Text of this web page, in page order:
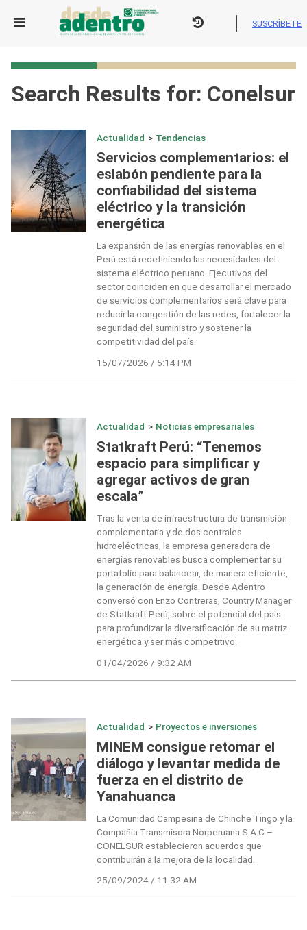
SUSCRÍBETE
Search Results for: Conelsur
Actualidad > Tendencias
Servicios complementarios: el
eslabón pendiente para la
confiabilidad del sistema
eléctrico y la transición
energética
La expansión de las energías renovables en el
Perú está redefiniendo las necesidades del
sistema eléctrico peruano. Ejecutivos del
sector coinciden en que desarrollar el mercado
de servicios complementarios será clave para
reducir la congestión de las redes, fortalecer la
seguridad del suministro y sostener la
competitividad del país.
15/07/2026 / 5:14 PM
Actualidad > Noticias empresariales
Statkraft Perú: “Tenemos
espacio para simplificar y
agregar activos de gran
escala”
Tras la venta de infraestructura de transmisión
complementaria y de dos centrales
hidroeléctricas, la empresa generadora de
energías renovables busca complementar su
portafolio para balancear, de manera eficiente,
la generación de energía. Desde Adentro
conversó con Enzo Contreras, Country Manager
de Statkraft Perú, sobre el potencial del país
para profundizar la diversificación de su matriz
energética y ser más competitivo.
01/04/2026 / 9:32 AM
Actualidad > Proyectos e inversiones
MINEM consigue retomar el
diálogo y levantar medida de
fuerza en el distrito de
Yanahuanca
La Comunidad Campesina de Chinche Tingo y la
Compañía Transmisora Norperuana S.A.C –
CONELSUR establecieron acuerdos que
contribuirán a la mejora de la localidad.
25/09/2024 / 11:32 AM